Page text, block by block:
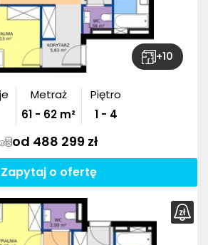
+10
Metraż
61 - 62 m²
Piętro
1 - 4
od 488 299 zł
Zapytaj o ofertę